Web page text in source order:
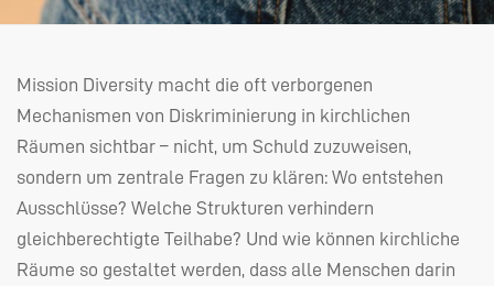
Mission Diversity macht die oft verborgenen
Mechanismen von Diskriminierung in kirchlichen
Räumen sichtbar – nicht, um Schuld zuzuweisen,
sondern um zentrale Fragen zu klären: Wo entstehen
Ausschlüsse? Welche Strukturen verhindern
gleichberechtigte Teilhabe? Und wie können kirchliche
Räume so gestaltet werden, dass alle Menschen darin